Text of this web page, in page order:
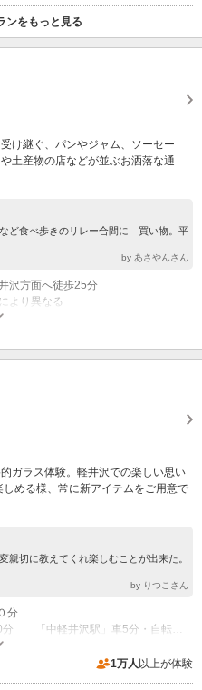
ンをもっと見る
け継ぐ、パンやジャム、ソーセー
土産物の店などが並ぶお洒落な通
ど食べ歩きのリレー合間に 買い物。平
by あさやんさん
沢方面へ徒歩25分
より異なる
ガラス体験。軽井沢での楽しい思い
める様、常に新アイテムをご用意で
親切に教えてくれ楽しむことが出来た。
by りつこさん
分
月～9月は無休9:00～19:00※事前
1万人 以上が体験